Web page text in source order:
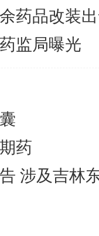
药品改装
监局曝光
药
涉及吉林